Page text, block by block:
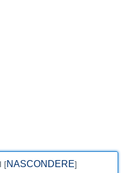
[NASCONDERE]